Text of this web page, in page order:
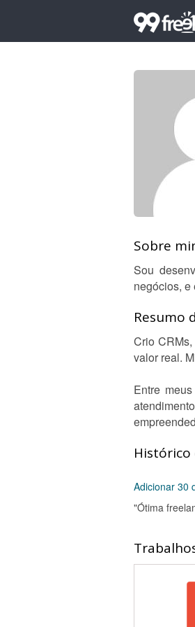
Sobre
Sou
negócios,
Resumo
Crio
valor real.
Entre
Histórico
Adicionar 30
"Ótima